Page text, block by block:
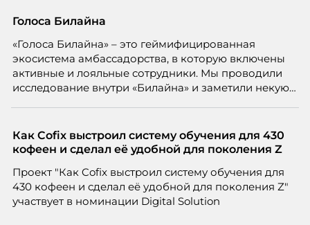
Голоса Билайна
«Голоса Билайна» – это геймифицированная
экосистема амбассадорства, в которую включены
активные и лояльные сотрудники. Мы проводили
исследование внутри «Билайна» и заметили некую
благодарности и публичного признания.
Как Cofix выстроил систему обучения для 430
кофеен и сделал её удобной для поколения Z
Проект "Как Cofix выстроил систему обучения для
430 кофеен и сделал её удобной для поколения Z"
участвует в номинации Digital Solution